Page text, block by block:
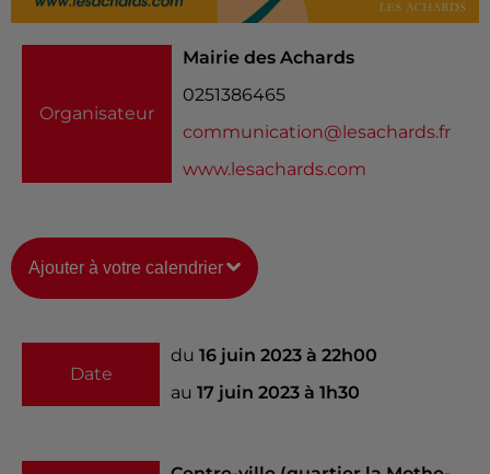
Organisateur
Mairie des Achards
0251386465
communication@lesachards.fr
www.lesachards.com
Ajouter à votre calendrier
Date
du 16 juin 2023 à 22h00
au 17 juin 2023 à 1h30